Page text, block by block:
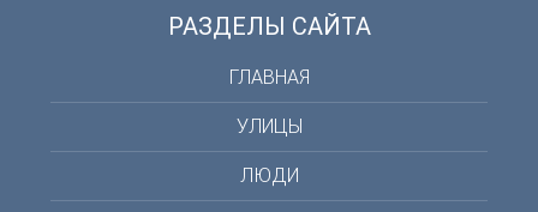
РАЗДЕЛЫ САЙТА
ГЛАВНАЯ
УЛИЦЫ
ЛЮДИ